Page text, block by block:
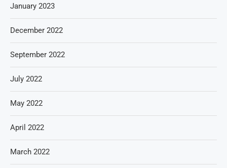
January 2023
December 2022
September 2022
July 2022
May 2022
April 2022
March 2022